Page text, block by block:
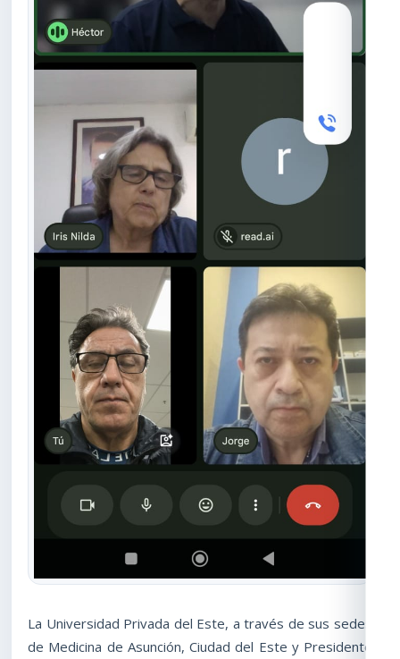
La Universidad Privada del Este, a través de sus sedes
de Medicina de Asunción, Ciudad del Este y Presidente